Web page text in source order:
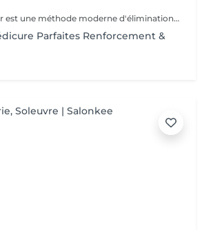
L'épilation au laser est une méthode moderne d'élimination des poils indésirables grâce à l'émission de lumière laser. Le laser cible la mélanine du poil, détruisant le follicule pileux, ce qui entraîne une chute progressive des poils. L'un des types de laser les plus populaires est le laser à diode, qui convient à la plupart des types de peau et offre des résultats efficaces. Recommandations avant la séance : Rasage des zones traitées : Il est impératif de raser soigneusement toutes les zones à traiter 24 heures avant la séance. Cela permet au laser d'agir directement sur le follicule pileux et d'optimiser l'efficacité du traitement. Hygiène : Prenez une douche avant votre rendez-vous afin d'avoir une peau propre. Menstruation : Si vous avez vos règles le jour de la séance, utilisez un tampon. Condition importante : Si vous vous présentez avec des zones non rasées, le paiement de la séance sera automatiquement prélevé et aucun remboursement ne sera possible. Zones d'épilation au laser : 1. Visage 2. Aisselles 3. Demi-jambes 4. Cuisses 5. Bras 6. Poitrine 7. Ventre 8. Dos 9. Bas du dos 10. Cou 11. Maillot 12. Fesses 13. Sillon inter-fessier
Parfaites Renforcement &